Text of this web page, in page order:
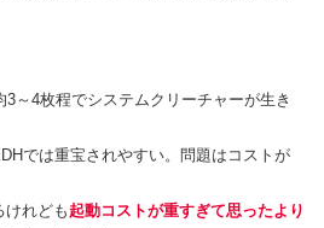
～4枚程でシステムクリーチャーが生き
では重宝されやすい。問題はコストが
けれども起動コストが重すぎて思ったより